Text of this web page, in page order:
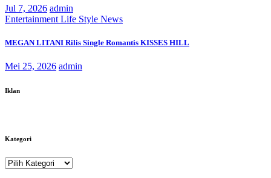
Jul 7, 2026 admin
Entertainment Life Style News
MEGAN LITANI Rilis Single Romantis KISSES HILL
Mei 25, 2026 admin
Iklan
Kategori
Kategori